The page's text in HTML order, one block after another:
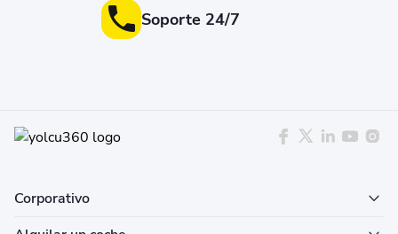
Soporte 24/7
Corporativo